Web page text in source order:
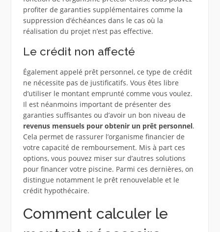
profiter de garanties supplémentaires comme la
suppression d’échéances dans le cas où la
réalisation du projet n’est pas effective.
Le crédit non affecté
Également appelé prêt personnel, ce type de crédit
ne nécessite pas de justificatifs. Vous êtes libre
d’utiliser le montant emprunté comme vous voulez.
Il est néanmoins important de présenter des
garanties suffisantes ou d’avoir un bon niveau de
revenus mensuels pour obtenir un prêt personnel.
Cela permet de rassurer l’organisme financier de
votre capacité de remboursement. Mis à part ces
options, vous pouvez miser sur d’autres solutions
pour financer votre piscine. Parmi ces dernières, on
distingue notamment le prêt renouvelable et le
crédit hypothécaire.
Comment calculer le